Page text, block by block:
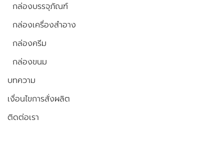
กล่องบรรจุภัณฑ์
กล่องเครื่องสำอาง
กล่องครีม
กล่องขนม
บทความ
เงื่อนไขการสั่งผลิต
ติดต่อเรา